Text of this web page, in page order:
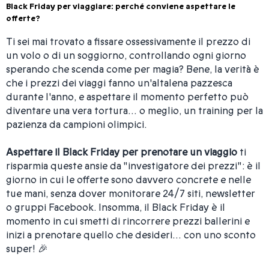
Black Friday per viaggiare: perché conviene aspettare le
offerte?
Ti sei mai trovato a fissare ossessivamente il prezzo di
un volo o di un soggiorno, controllando ogni giorno
sperando che scenda come per magia? Bene, la verità è
che i prezzi dei viaggi fanno un'altalena pazzesca
durante l'anno, e aspettare il momento perfetto può
diventare una vera tortura… o meglio, un training per la
pazienza da campioni olimpici.
Aspettare il Black Friday per prenotare un viaggio ti
risparmia queste ansie da "investigatore dei prezzi": è il
giorno in cui le offerte sono davvero concrete e nelle
tue mani, senza dover monitorare 24/7 siti, newsletter
o gruppi Facebook. Insomma, il Black Friday è il
momento in cui smetti di rincorrere prezzi ballerini e
inizi a prenotare quello che desideri… con uno sconto
super! 🎉